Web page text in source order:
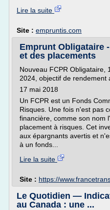
Lire la suite
Site : empruntis.com
Emprunt Obligataire
et des placements
Nouveau FCPR Obligataire,
2024, objectif de rendement
17 mai 2018
Un FCPR est un Fonds
Risques. Une fois n'est pas
financière, comme son nom
placement à risques. Cet
aux épargnants avertis et
à un fonds...
Lire la suite
Site : https://
Le Quotidien —
au Canada : une ...